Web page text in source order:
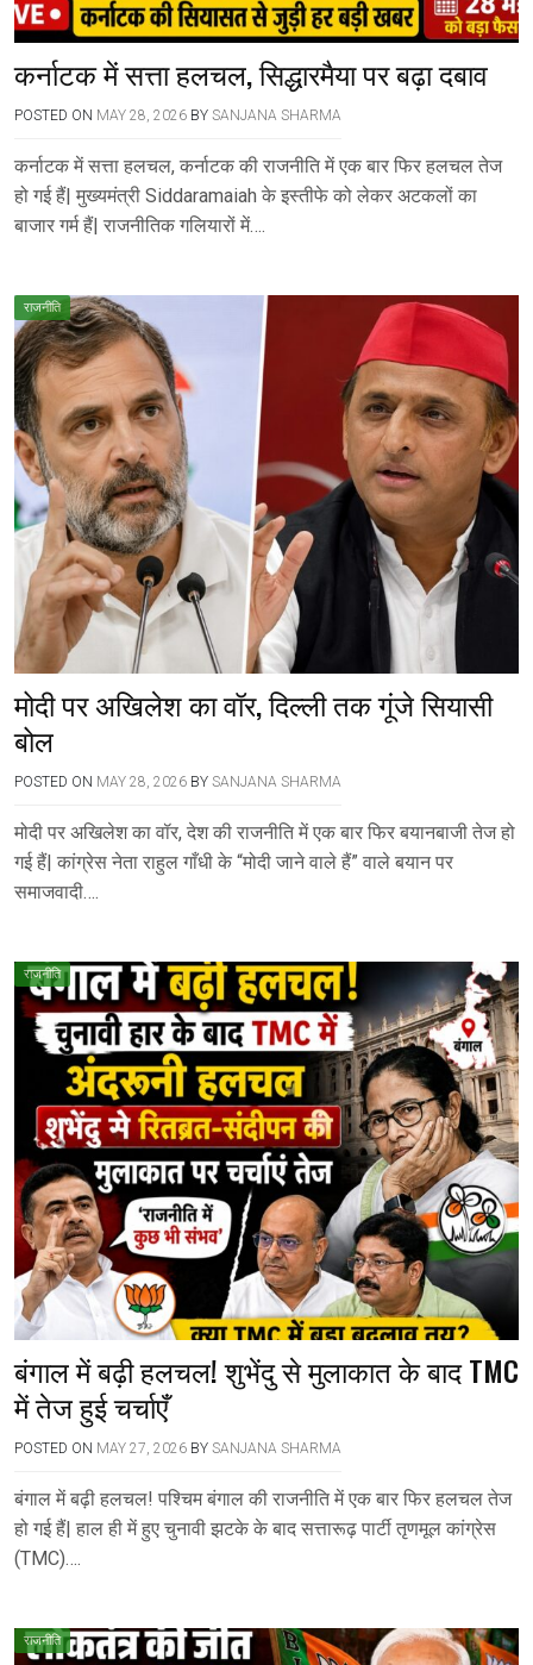
कर्नाटक में सत्ता हलचल, सिद्धारमैया पर बढ़ा दबाव
POSTED ON MAY 28, 2026 BY SANJANA SHARMA
कर्नाटक में सत्ता हलचल, कर्नाटक की राजनीति में एक बार फिर हलचल तेज
हो गई हैं| मुख्यमंत्री Siddaramaiah के इस्तीफे को लेकर अटकलों का
बाजार गर्म हैं| राजनीतिक गलियारों में….
राजनीति
मोदी पर अखिलेश का वॉर, दिल्ली तक गूंजे सियासी
बोल
POSTED ON MAY 28, 2026 BY SANJANA SHARMA
मोदी पर अखिलेश का वॉर, देश की राजनीति में एक बार फिर बयानबाजी तेज हो
गई हैं| कांग्रेस नेता राहुल गाँधी के “मोदी जाने वाले हैं” वाले बयान पर
समाजवादी….
राजनीति
बंगाल में बढ़ी हलचल! शुभेंदु से मुलाकात के बाद TMC
में तेज हुई चर्चाएँ
POSTED ON MAY 27, 2026 BY SANJANA SHARMA
बंगाल में बढ़ी हलचल! पश्चिम बंगाल की राजनीति में एक बार फिर हलचल तेज
हो गई हैं| हाल ही में हुए चुनावी झटके के बाद सत्तारूढ़ पार्टी तृणमूल कांग्रेस
(TMC)….
राजनीति